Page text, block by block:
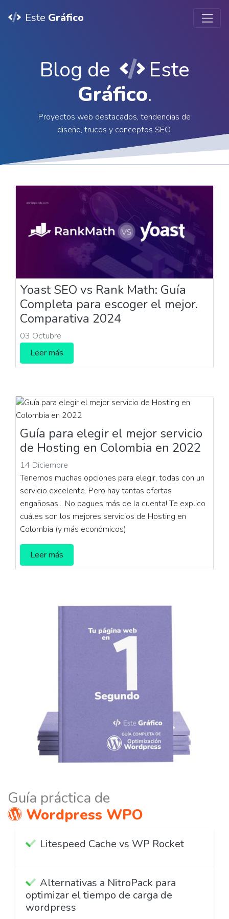
Este Gráfico
Blog de
Este
Gráfico.
Proyectos web destacados, tendencias de
diseño, trucos y conceptos SEO.
Yoast SEO vs Rank Math: Guía
Completa para escoger el mejor.
Comparativa 2024
03 Octubre
Leer más
Guía para elegir el mejor servicio
de Hosting en Colombia en 2022
14 Diciembre
Tenemos muchas opciones para elegir, todas con un
servicio excelente. Pero hay tantas ofertas
engañosas... No pagues más de la cuenta! Te explico
cuáles son los mejores servicios de Hosting en
Colombia (y más económicos)
Leer más
Guía práctica de
Wordpress WPO
Litespeed Cache vs WP Rocket
Alternativas a NitroPack para
optimizar el tiempo de carga de
wordpress